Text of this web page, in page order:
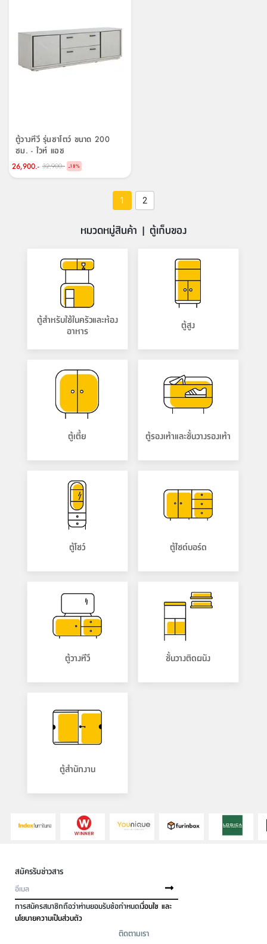
ตู้วางทีวี รุ่นชาโตว์ ขนาด 200
ซม. - ไวท์ แอช
26,900.- 32,900.- -18%
1 2
หมวดหมู่สินค้า | ตู้เก็บของ
ตู้สำหรับใช้ในครัวและห้อง
อาหาร
ตู้สูง
ตู้เตี้ย ตู้รองเท้าและชั้นวางรองเท้า
ตู้โชว์ ตู้ไซด์บอร์ด
ตู้วางทีวี ชั้นวางติดผนัง
ตู้สำนักงาน
สมัครรับข่าวสาร
การสมัครสมาชิกถือว่าท่านยอมรับข้อกำหนดเงื่อนไข และ
นโยบายความเป็นส่วนตัว
ติดตามเรา